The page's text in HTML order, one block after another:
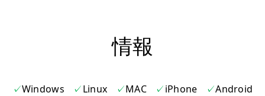
情報
Windows Linux MAC iPhone Android